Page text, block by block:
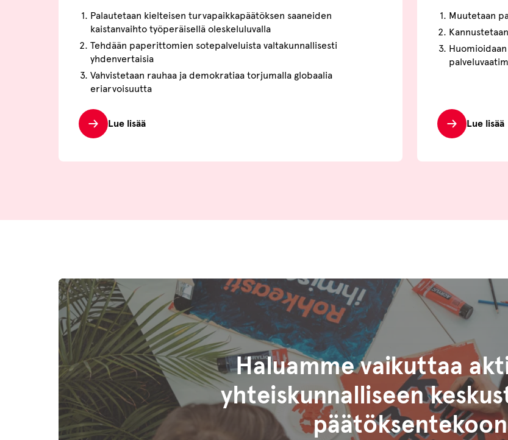
Palautetaan kielteisen turvapaikkapäätöksen saaneiden
kaistanvaihto työperäisellä oleskeluluvalla
Tehdään paperittomien sotepalveluista valtakunnallisesti
yhdenvertaisia
Vahvistetaan rauhaa ja demokratiaa torjumalla globaalia
eriarvoisuutta
Lue lisää
Muutetaan
Lue lisää
Haluamme vaikuttaa
yhteiskunnalliseen
päätöksentekoon